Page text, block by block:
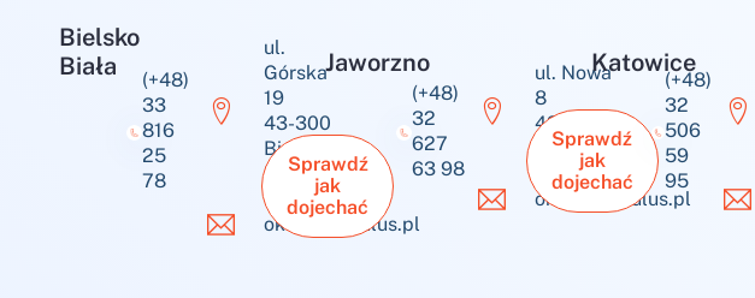
Bielsko
Biała
(+48)
33
816
25
78
ul.
Górska
19
43-300
Bielsko-
Biała
okulus@okulus.pl
Sprawdź
jak
dojechać
Jaworzno
(+48)
32
627
63 98
ul. Nowa
8
43-600
Jaworzno
okulus@okulus.pl
Sprawdź
jak
dojechać
Katowice
(+48)
32
506
59
95